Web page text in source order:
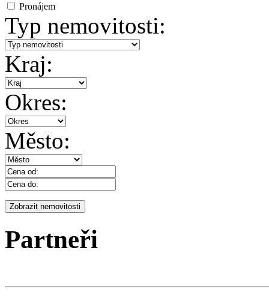
Pronájem
Typ nemovitosti:
Kraj:
Okres:
Město:
Partneři